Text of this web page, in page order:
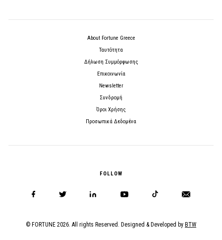
About Fortune Greece
Ταυτότητα
Δήλωση Συμμόρφωσης
Επικοινωνία
Newsletter
Συνδρομή
Όροι Χρήσης
Προσωπικά Δεδομένα
FOLLOW
© FORTUNE 2026. All rights Reserved. Designed & Developed by BTW